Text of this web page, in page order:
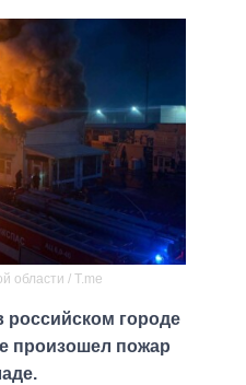
области / T.me
российском городе
произошел пожар